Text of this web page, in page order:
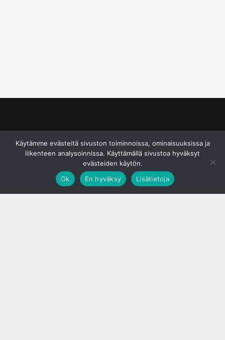
Käytämme evästeitä sivuston toiminnoissa, ominaisuuksissa ja
liikenteen analysoinnissa. Käyttämällä sivustoa hyväksyt
evästeiden käytön.
Ok
En hyväksy Lisätietoja